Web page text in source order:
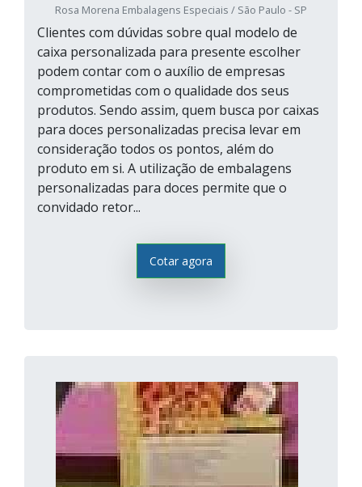
Rosa Morena Embalagens Especiais / São Paulo - SP
Clientes com dúvidas sobre qual modelo de
caixa personalizada para presente escolher
podem contar com o auxílio de empresas
comprometidas com o qualidade dos seus
produtos. Sendo assim, quem busca por caixas
para doces personalizadas precisa levar em
consideração todos os pontos, além do
produto em si. A utilização de embalagens
personalizadas para doces permite que o
convidado retor...
Cotar agora